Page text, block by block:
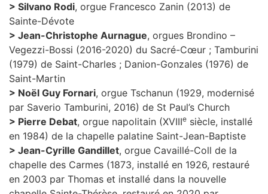
> Silvano Rodi, orgue Francesco Zanin (2013) de
Sainte-Dévote
> Jean-Christophe Aurnague, orgues Brondino –
Vegezzi-Bossi (2016-2020) du Sacré-Cœur ; Tamburini
(1979) de Saint-Charles ; Danion-Gonzales (1976) de
Saint-Martin
> Noël Guy Fornari, orgue Tschanun (1929, modernisé
par Saverio Tamburini, 2016) de St Paul’s Church
> Pierre Debat, orgue napolitain (XVIIIe siècle, installé
en 1984) de la chapelle palatine Saint-Jean-Baptiste
> Jean-Cyrille Gandillet, orgue Cavaillé-Coll de la
chapelle des Carmes (1873, installé en 1926, restauré
en 2003 par Thomas et installé dans la nouvelle